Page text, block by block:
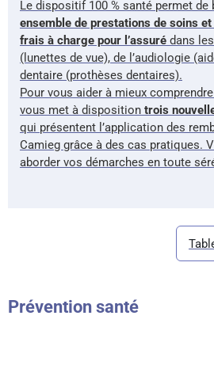
Le dispositif 100 % santé permet de
ensemble de prestations de soins et
frais à charge pour l’assuré dans
(lunettes de vue), de l’audiologie
dentaire (prothèses dentaires).
Pour vous aider à mieux
vous met à disposition trois
qui présentent l’application des
Camieg grâce à des cas pratiques.
aborder vos démarches en toute
Prévention santé